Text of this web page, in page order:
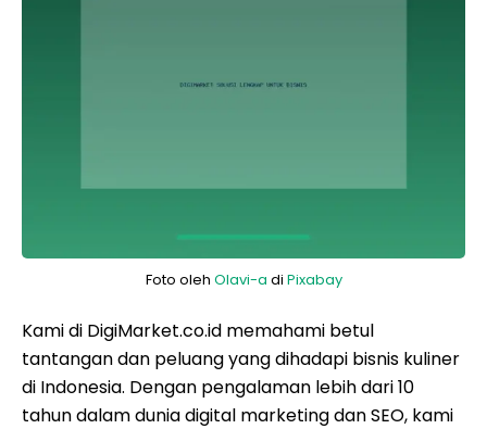
Foto oleh Olavi-a di Pixabay
Kami di DigiMarket.co.id memahami betul
tantangan dan peluang yang dihadapi bisnis kuliner
di Indonesia. Dengan pengalaman lebih dari 10
tahun dalam dunia digital marketing dan SEO, kami